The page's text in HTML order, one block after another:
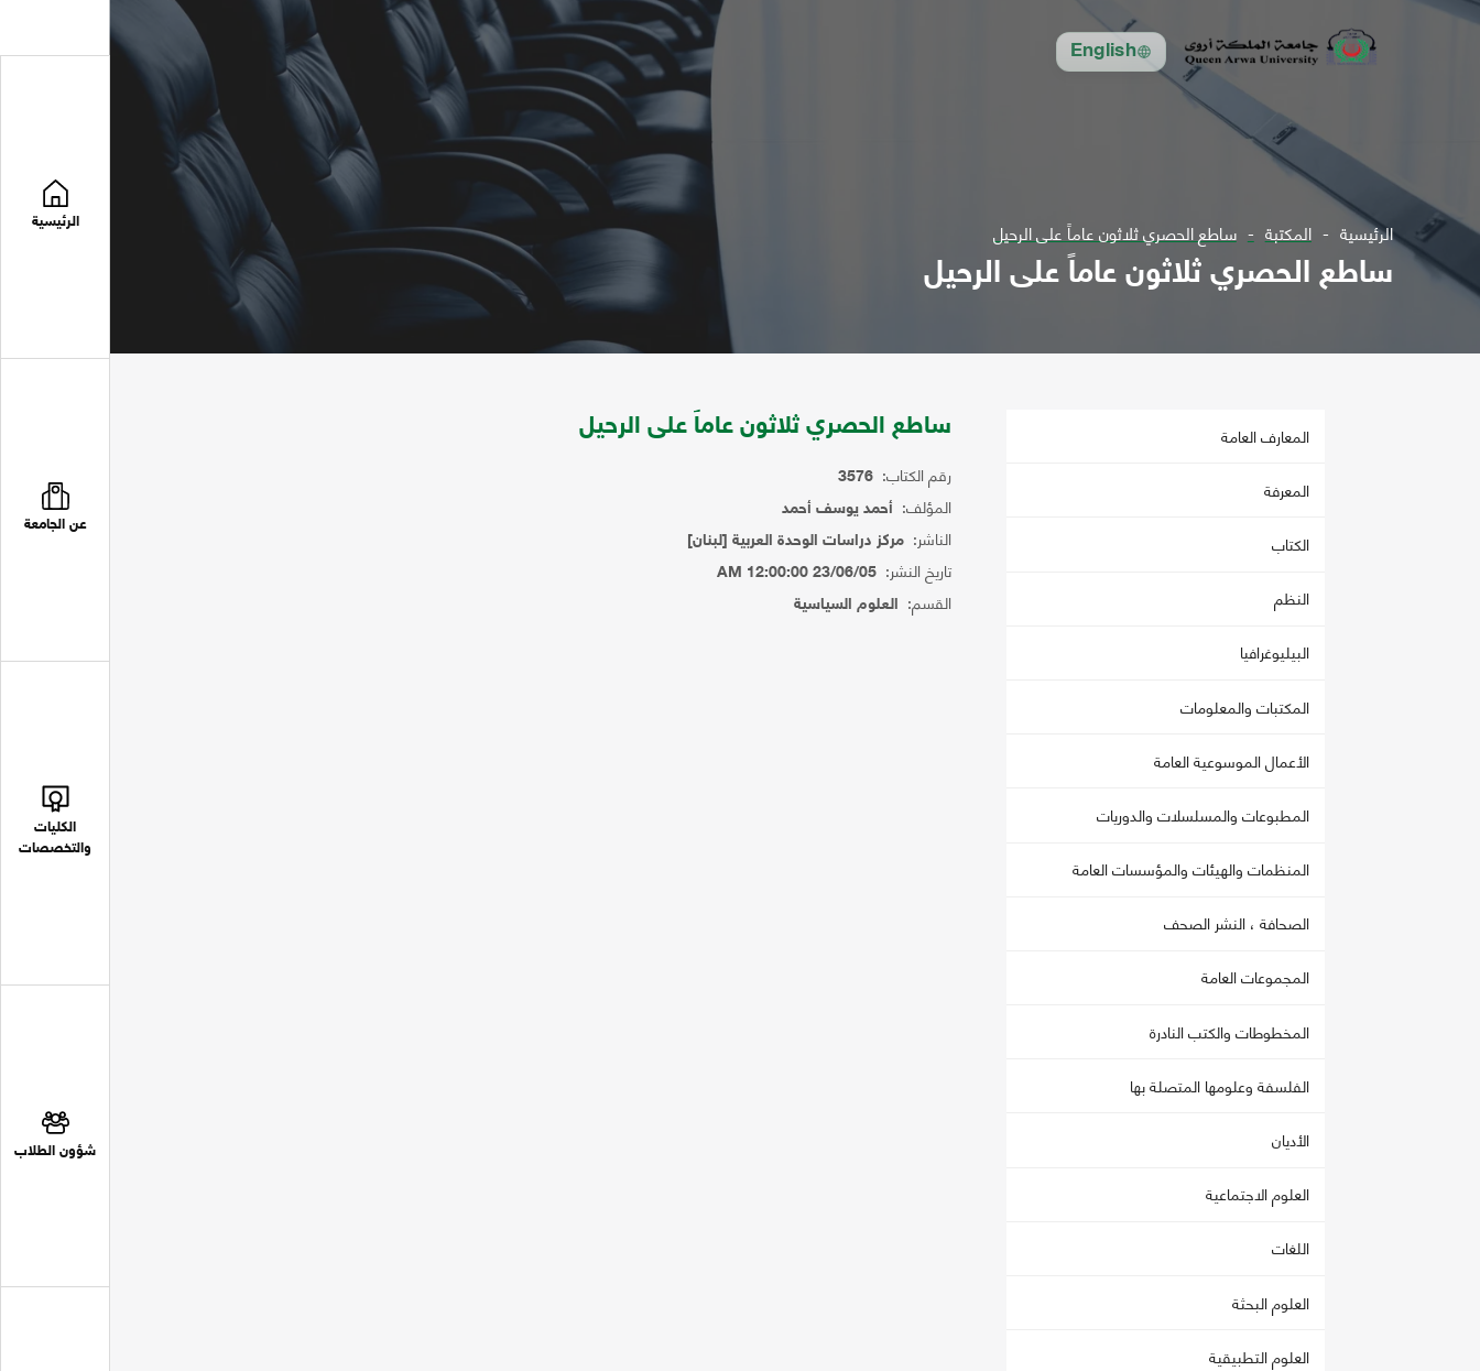
English
الرئيسية
عن الجامعة
الكليات
والتخصصات
شؤون الطلاب
الرئيسية المكتبة ساطع الحصري ثلاثون عاماً على الرحيل
ساطع الحصري ثلاثون عاماً على الرحيل
المعارف العامة
المعرفة
الكتاب
النظم
البيليوغرافيا
المكتبات والمعلومات
الأعمال الموسوعية العامة
المطبوعات والمسلسلات والدوريات
المنظمات والهيئات والمؤسسات العامة
الصحافة ، النشر الصحف
المجموعات العامة
المخطوطات والكتب النادرة
الفلسفة وعلومها المتصلة بها
الأديان
العلوم الاجتماعية
اللغات
العلوم البحثة
العلوم التطبيقية
ساطع الحصري ثلاثون عاماً على الرحيل
رقم الكتاب: 3576
المؤلف: أحمد يوسف أحمد
الناشر: مركز دراسات الوحدة العربية [لبنان]
تاريخ النشر: 23/06/05 12:00:00 AM
القسم: العلوم السياسية